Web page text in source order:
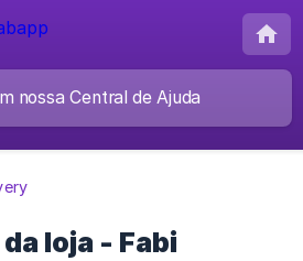
loja - Fabi